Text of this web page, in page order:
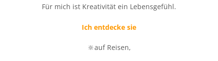
Für mich ist Kreativität ein Lebensgefühl.
Ich entdecke sie
🔆auf Reisen,